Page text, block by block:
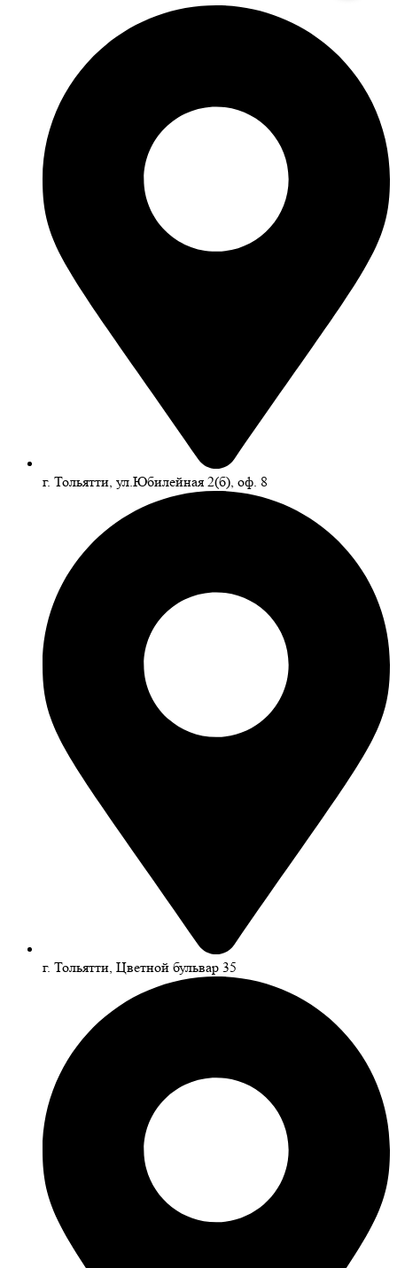
г. Тольятти, ул.Юбилейная 2(б), оф. 8
г. Тольятти, Цветной бульвар 35